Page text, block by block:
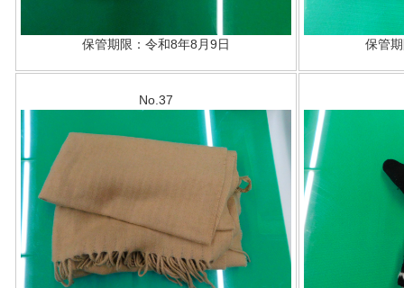
保管期限：令和8年8月9日 保管
No.37